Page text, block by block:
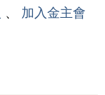
、 加入金主會